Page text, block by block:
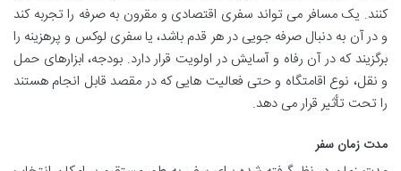
کنند. یک مسافر می تواند سفری اقتصادی و مقرون به صرفه را تجربه کند
و در آن به دنبال صرفه جویی در هر قدم باشد، یا سفری لوکس و پرهزینه را
برگزیند که در آن رفاه و آسایش در اولویت قرار دارد. بودجه، ابزارهای حمل
و نقل، نوع اقامتگاه و حتی فعالیت هایی که در مقصد قابل انجام هستند
را تحت تأثیر قرار می دهد.
مدت زمان سفر